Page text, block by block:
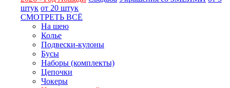
штук от 20 штук
СМОТРЕТЬ ВСЁ
На шею
Колье
Подвески-кулоны
Бусы
Наборы (комплекты)
Цепочки
Чокеры